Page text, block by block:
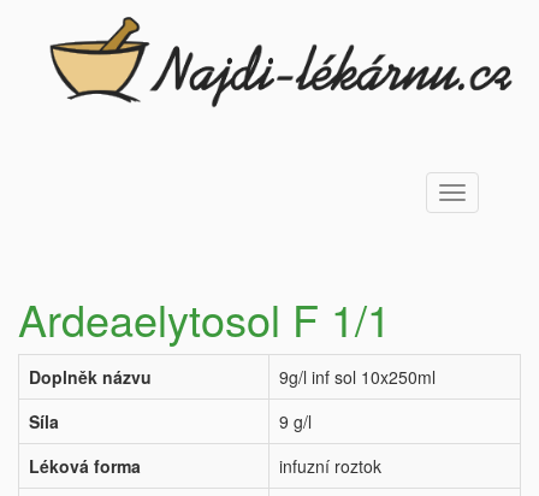
Toggle
navigation
Ardeaelytosol F 1/1
Doplněk názvu
9g/l inf sol 10x250ml
Síla
9 g/l
Léková forma
infuzní roztok